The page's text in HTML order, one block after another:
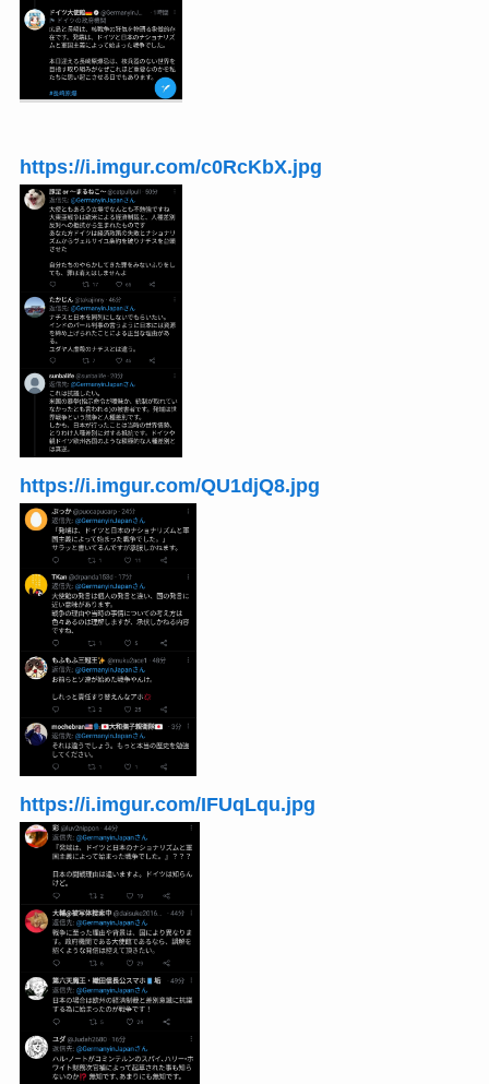
https://i.imgur.com/c0RcKbX.jpg
https://i.imgur.com/QU1djQ8.jpg
https://i.imgur.com/IFUqLqu.jpg